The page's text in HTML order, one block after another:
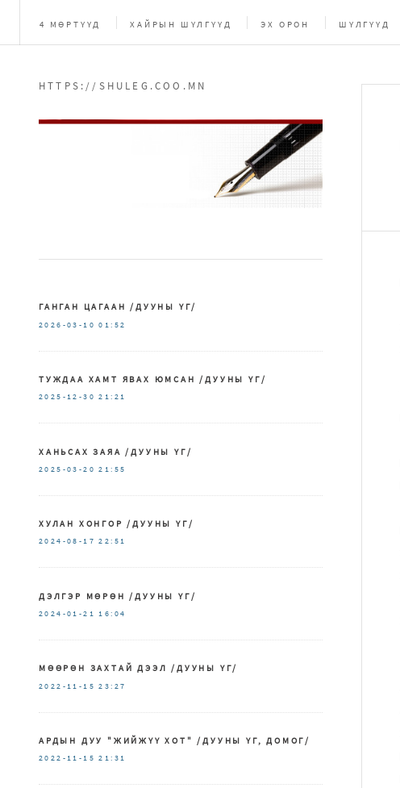
4 МӨРТҮҮД ХАЙРЫН ШҮЛГҮҮД ЭХ ОРОН ШҮЛГҮҮД
HTTPS://SHULEG.COO.MN
ГАНГАН ЦАГААН /ДУУНЫ ҮГ/
2026-03-10 01:52
ТУЖДАА ХАМТ ЯВАХ ЮМСАН /ДУУНЫ ҮГ/
2025-12-30 21:21
ХАНЬСАХ ЗАЯА /ДУУНЫ ҮГ/
2025-03-20 21:55
ХУЛАН ХОНГОР /ДУУНЫ ҮГ/
2024-08-17 22:51
ДЭЛГЭР МӨРӨН /ДУУНЫ ҮГ/
2024-01-21 16:04
МӨӨРӨН ЗАХТАЙ ДЭЭЛ /ДУУНЫ ҮГ/
2022-11-15 23:27
АРДЫН ДУУ "ЖИЙЖҮҮ ХОТ" /ДУУНЫ ҮГ, ДОМОГ/
2022-11-15 21:31